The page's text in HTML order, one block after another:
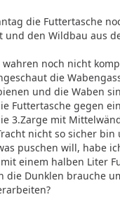
die Futtertasche
und den Wildbau aus
noch nicht
die
und die Waben
Futtertasche gegen
3.Zarge mit
nicht so sicher bin
puschen will, habe
einem halben Liter
die Dunklen brauche